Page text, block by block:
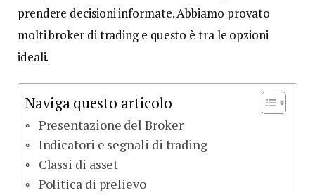
prendere decisioni informate. Abbiamo provato
molti broker di trading e questo è tra le opzioni
ideali.
Naviga questo articolo
Presentazione del Broker
Indicatori e segnali di trading
Classi di asset
Politica di prelievo